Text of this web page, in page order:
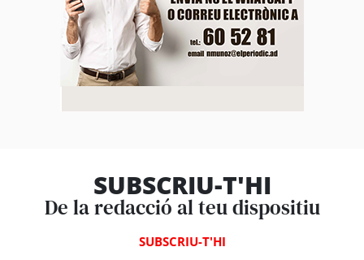
SUBSCRIU-T'HI
De la redacció al teu dispositiu
SUBSCRIU-T'HI